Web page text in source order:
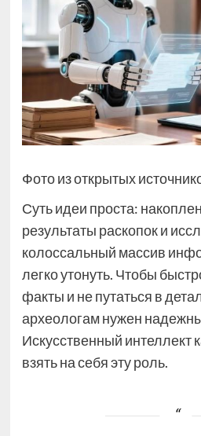
Фото из открытых
Суть идеи проста:
результаты раскопок и
колоссальный массив
легко утонуть. Чтобы
факты и не путаться в
археологам нужен
Искусственный интеллект
взять на себя эту роль.